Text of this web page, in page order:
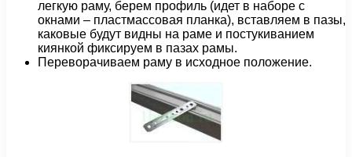
легкую раму, берем профиль (идет в наборе с
окнами – пластмассовая планка), вставляем в пазы,
каковые будут видны на раме и постукиванием
киянкой фиксируем в пазах рамы.
Переворачиваем раму в исходное положение.